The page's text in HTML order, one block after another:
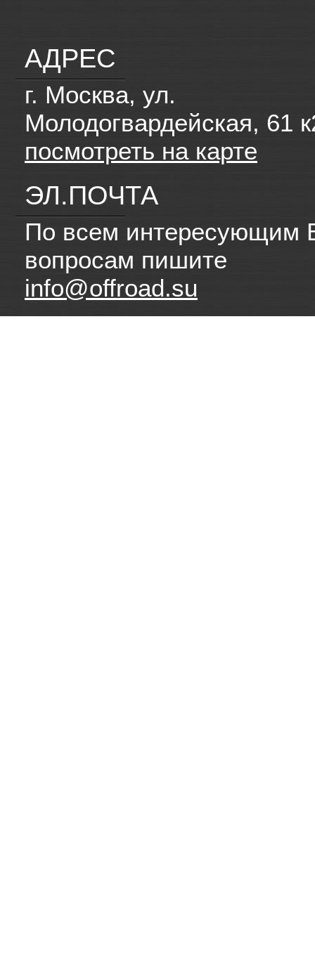
АДРЕС
г. Москва, ул.
Молодогвардейская, 61
посмотреть на карте
ЭЛ.ПОЧТА
По всем интересующим
вопросам пишите
info@offroad.su